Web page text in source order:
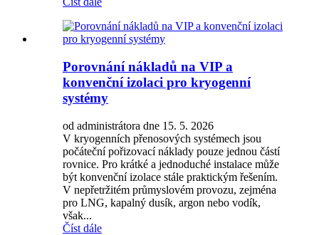
Porovnání nákladů na VIP a
konvenční izolaci pro kryogenní
systémy
od administrátora dne 15. 5. 2026
V kryogenních přenosových systémech jsou
počáteční pořizovací náklady pouze jednou částí
rovnice. Pro krátké a jednoduché instalace může
být konvenční izolace stále praktickým řešením.
V nepřetržitém průmyslovém provozu, zejména
pro LNG, kapalný dusík, argon nebo vodík,
však...
Číst dále